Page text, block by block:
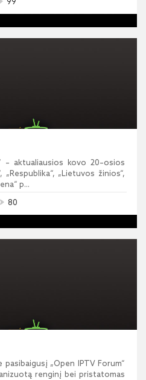
99
– aktualiausios kovo 20–osios
„Lietuvos žinios“,
p...
80
pasibaigusį „Open IPTV Forum“
renginį bei pristatomas